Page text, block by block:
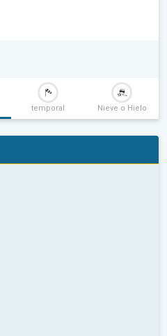
temporal Nieve o Hielo